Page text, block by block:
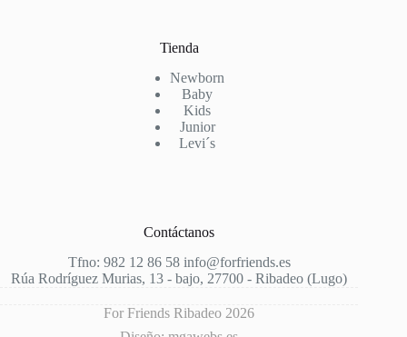
Tienda
Newborn
Baby
Kids
Junior
Levi´s
Contáctanos
Tfno: 982 12 86 58 info@forfriends.es
Rúa Rodríguez Murias, 13 - bajo, 27700 - Ribadeo (Lugo)
For Friends Ribadeo 2026